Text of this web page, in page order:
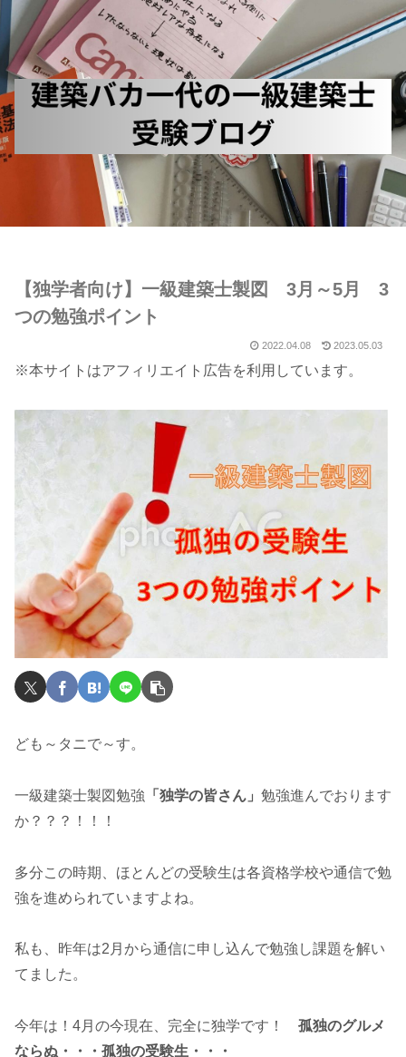
【独学者向け】一級建築士製図 3月～5月 3
つの勉強ポイント
2022.04.08 2023.05.03
※本サイトはアフィリエイト広告を利用しています。
ども～タニで～す。
一級建築士製図勉強 「独学の皆さん」 勉強進んでおります
か？？？！！！
多分この時期、ほとんどの受験生は各資格学校や通信で勉
強を進められていますよね。
私も、昨年は2月から通信に申し込んで勉強し課題を解い
てました。
今年は！4月の今現在、完全に独学です！ 孤独のグルメ
ならぬ・・・孤独の受験生・・・